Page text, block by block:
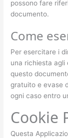
possono fare
documento.
Come
Per esercitare i
una richiesta
questo
gratuito e evase
ogni caso entro
Cookie
Questa